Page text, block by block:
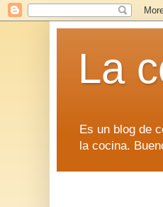
La
Es un blog de
la cocina.